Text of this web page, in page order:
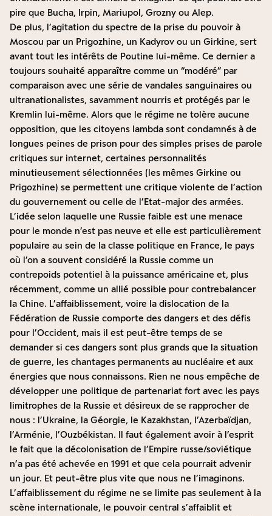
pire que Bucha, Irpin, Mariupol, Grozny ou Alep.
De plus, l’agitation du spectre de la prise du pouvoir à
Moscou par un Prigozhine, un Kadyrov ou un Girkine, sert
avant tout les intérêts de Poutine lui-même. Ce dernier a
toujours souhaité apparaître comme un “modéré” par
comparaison avec une série de vandales sanguinaires ou
ultranationalistes, savamment nourris et protégés par le
Kremlin lui-même. Alors que le régime ne tolère aucune
opposition, que les citoyens lambda sont condamnés à de
longues peines de prison pour des simples prises de parole
critiques sur internet, certaines personnalités
minutieusement sélectionnées (les mêmes Girkine ou
Prigozhine) se permettent une critique violente de l’action
du gouvernement ou celle de l’Etat-major des armées.
L’idée selon laquelle une Russie faible est une menace
pour le monde n’est pas neuve et elle est particulièrement
populaire au sein de la classe politique en France, le pays
où l’on a souvent considéré la Russie comme un
contrepoids potentiel à la puissance américaine et, plus
récemment, comme un allié possible pour contrebalancer
la Chine. L’affaiblissement, voire la dislocation de la
Fédération de Russie comporte des dangers et des défis
pour l’Occident, mais il est peut-être temps de se
demander si ces dangers sont plus grands que la situation
de guerre, les chantages permanents au nucléaire et aux
énergies que nous connaissons. Rien ne nous empêche de
développer une politique de partenariat fort avec les pays
limitrophes de la Russie et désireux de se rapprocher de
nous : l’Ukraine, la Géorgie, le Kazakhstan, l’Azerbaïdjan,
l’Arménie, l’Ouzbékistan. Il faut également avoir à l’esprit
le fait que la décolonisation de l’Empire russe/soviétique
n’a pas été achevée en 1991 et que cela pourrait advenir
un jour. Et peut-être plus vite que nous ne l’imaginons.
L’affaiblissement du régime ne se limite pas seulement à la
scène internationale, le pouvoir central s’affaiblit et